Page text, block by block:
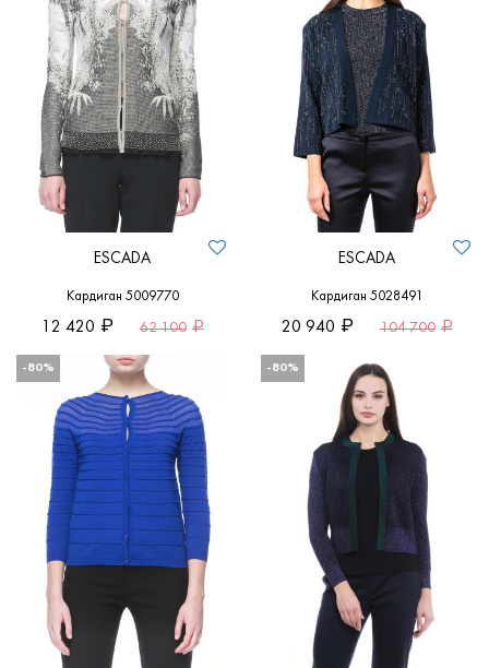
ESCADA
Кардиган 5009770
12 420 62 100
ESCADA
Кардиган 5028491
20 940 104 700
-80% -80%